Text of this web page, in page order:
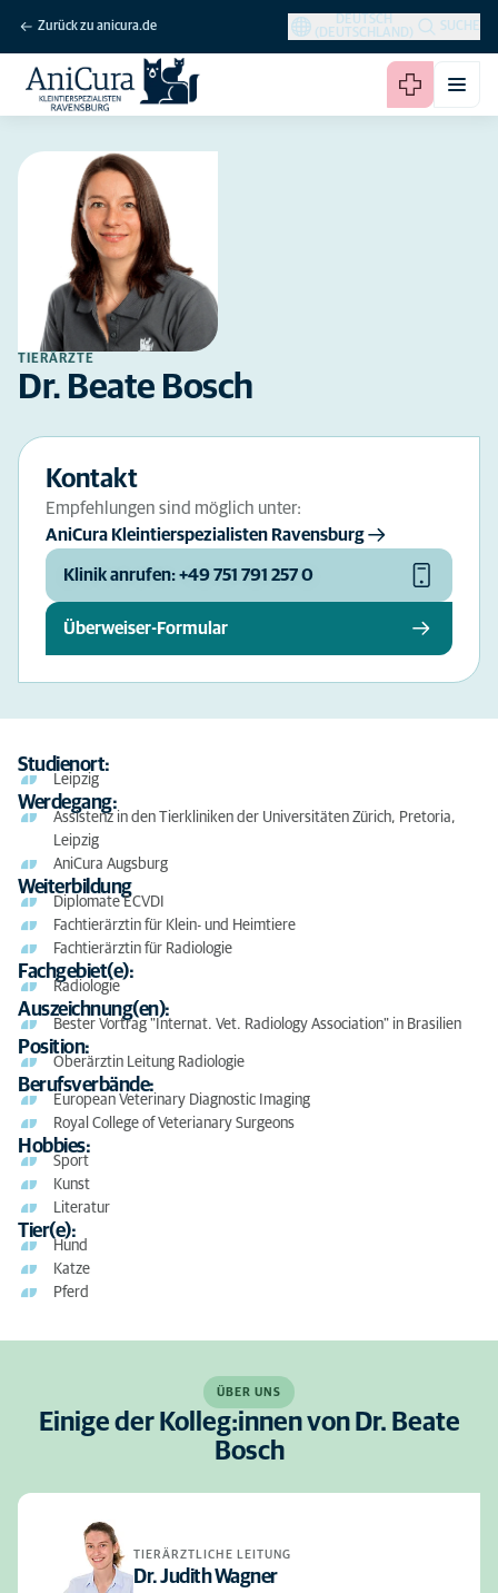
Zurück zu anicura.de
DEUTSCH
(DEUTSCHLAND)
SUCHE
TIERÄRZTE
Dr. Beate Bosch
Kontakt
Empfehlungen sind möglich unter:
AniCura Kleintierspezialisten Ravensburg
Klinik anrufen: +49 751 791 257 0
Überweiser-Formular
Studienort:
Leipzig
Werdegang:
Assistenz in den Tierkliniken der Universitäten Zürich, Pretoria,
Leipzig
AniCura Augsburg
Weiterbildung
Diplomate ECVDI
Fachtierärztin für Klein- und Heimtiere
Fachtierärztin für Radiologie
Fachgebiet(e):
Radiologie
Auszeichnung(en):
Bester Vortrag "Internat. Vet. Radiology Association" in Brasilien
Position:
Oberärztin Leitung Radiologie
Berufsverbände:
European Veterinary Diagnostic Imaging
Royal College of Veterianary Surgeons
Hobbies:
Sport
Kunst
Literatur
Tier(e):
Hund
Katze
Pferd
ÜBER UNS
Einige der Kolleg:innen von Dr. Beate
Bosch
TIERÄRZTLICHE LEITUNG
Dr. Judith Wagner